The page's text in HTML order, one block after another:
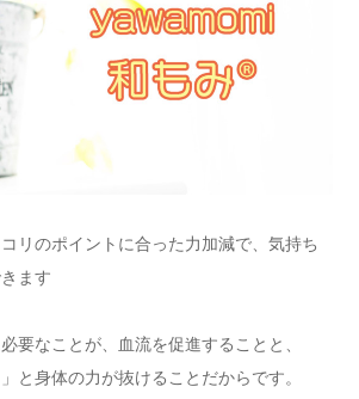
リのポイントに合った力加減で、気持ち
ます
要なことが、血流を促進することと、
と身体の力が抜けることだからです。